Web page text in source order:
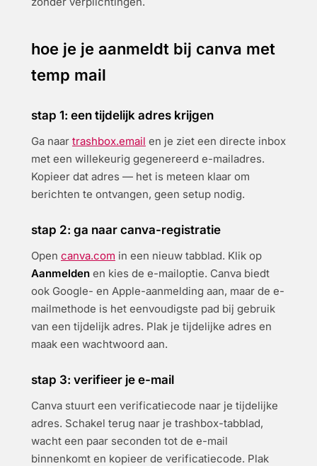
hoe je je aanmeldt bij canva met
temp mail
stap 1: een tijdelijk adres krijgen
Ga naar trashbox.email en je ziet een directe inbox
met een willekeurig gegenereerd e-mailadres.
Kopieer dat adres — het is meteen klaar om
berichten te ontvangen, geen setup nodig.
stap 2: ga naar canva-registratie
Open canva.com in een nieuw tabblad. Klik op
Aanmelden en kies de e-mailoptie. Canva biedt
ook Google- en Apple-aanmelding aan, maar de e-
mailmethode is het eenvoudigste pad bij gebruik
van een tijdelijk adres. Plak je tijdelijke adres en
maak een wachtwoord aan.
stap 3: verifieer je e-mail
Canva stuurt een verificatiecode naar je tijdelijke
adres. Schakel terug naar je trashbox-tabblad,
wacht een paar seconden tot de e-mail
binnenkomt en kopieer de verificatiecode. Plak